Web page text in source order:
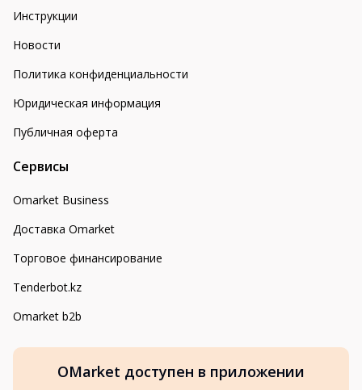
Инструкции
Новости
Политика конфиденциальности
Юридическая информация
Публичная оферта
Сервисы
Omarket Business
Доставка Omarket
Торговое финансирование
Tenderbot.kz
Omarket b2b
OMarket доступен в приложении